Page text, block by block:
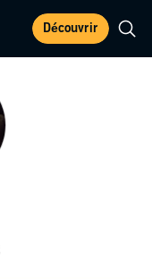
Découvrir